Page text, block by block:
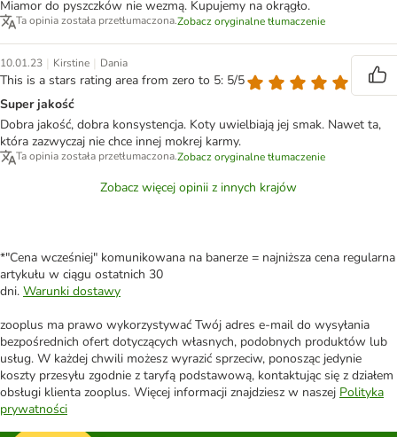
Miamor do pyszczków nie wezmą. Kupujemy na okrągło.
Ta opinia została przetłumaczona.Zobacz oryginalne tłumaczenie
10.01.23 | Kirstine | Dania
This is a stars rating area from zero to 5: 5/5
Super jakość
Dobra jakość, dobra konsystencja. Koty uwielbiają jej smak. Nawet ta,
która zazwyczaj nie chce innej mokrej karmy.
Ta opinia została przetłumaczona.Zobacz oryginalne tłumaczenie
Zobacz więcej opinii z innych krajów
*"Cena wcześniej" komunikowana na banerze = najniższa cena regularna
artykułu w ciągu ostatnich 30
dni. Warunki dostawy
zooplus ma prawo wykorzystywać Twój adres e-mail do wysyłania
bezpośrednich ofert dotyczących własnych, podobnych produktów lub
usług. W każdej chwili możesz wyrazić sprzeciw, ponosząc jedynie
koszty przesyłu zgodnie z taryfą podstawową, kontaktując się z działem
obsługi klienta zooplus. Więcej informacji znajdziesz w naszej Polityka
prywatności